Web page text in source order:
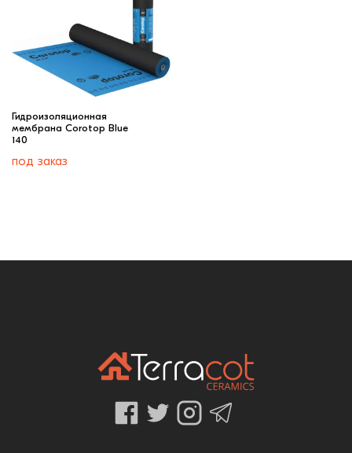
Гидроизоляционная
мембрана Corotop Blue
140
под заказ